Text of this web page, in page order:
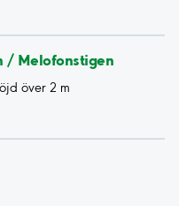
/ Melofonstigen
över 2 m